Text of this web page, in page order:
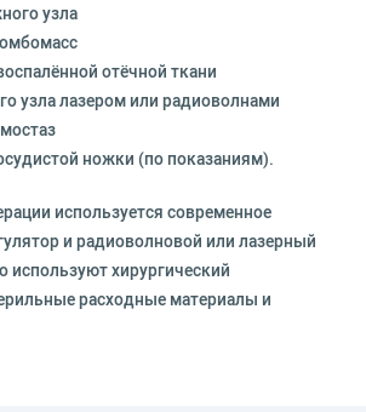
узла
отёчной ткани
узла лазером или радиоволнами
ножки (по показаниям).
используется современное
и радиоволновой или лазерный
используют хирургический
расходные материалы и